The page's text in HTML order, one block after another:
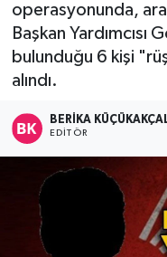
operasyonunda,
Başkan Yardımcısı
bulunduğu 6 kişi
alındı.
BERIKA
EDITÖR
Bartın
Karabük
Devrek
Bolu
Haber Arşivi